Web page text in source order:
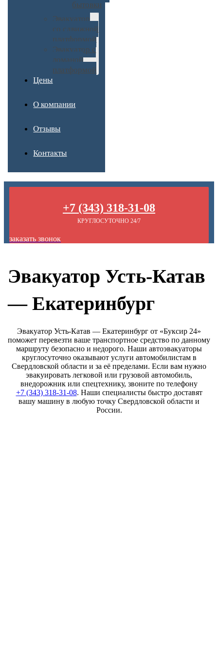
бытовки
Эвакуатор
со сдвижной
платформой
Эвакуатор с
ломаной
платформой
Цены
О компании
Отзывы
Контакты
+7 (343) 318-31-08
КРУГЛОСУТОЧНО 24/7
заказать звонок
Эвакуатор Усть-Катав
— Екатеринбург
Эвакуатор Усть-Катав — Екатеринбург от «Буксир 24»
поможет перевезти ваше транспортное средство по данному
маршруту безопасно и недорого. Наши автоэвакуаторы
круглосуточно оказывают услуги автомобилистам в
Свердловской области и за её пределами. Если вам нужно
эвакуировать легковой или грузовой автомобиль,
внедорожник или спецтехнику, звоните по телефону
+7 (343) 318-31-08. Наши специалисты быстро доставят
вашу машину в любую точку Свердловской области и
России.